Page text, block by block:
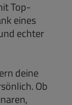
Top-
eines
echter
deine
Ob